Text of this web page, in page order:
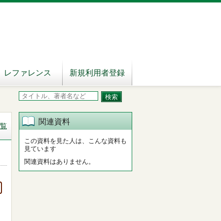
レファレンス 新規利用者登録
関連資料
この資料を見た人は、こんな資料も
見ています
関連資料はありません。